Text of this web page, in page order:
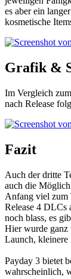
es aber ein
kosmetische
Grafik &
Im Vergleich
nach Release
Fazit
Auch der dritte
auch die
Anfang viel zum
Release 4 DLCs
noch blass, es
Hier wurde ganz
Launch, kleinere
Payday 3 bietet
wahrscheinlich,